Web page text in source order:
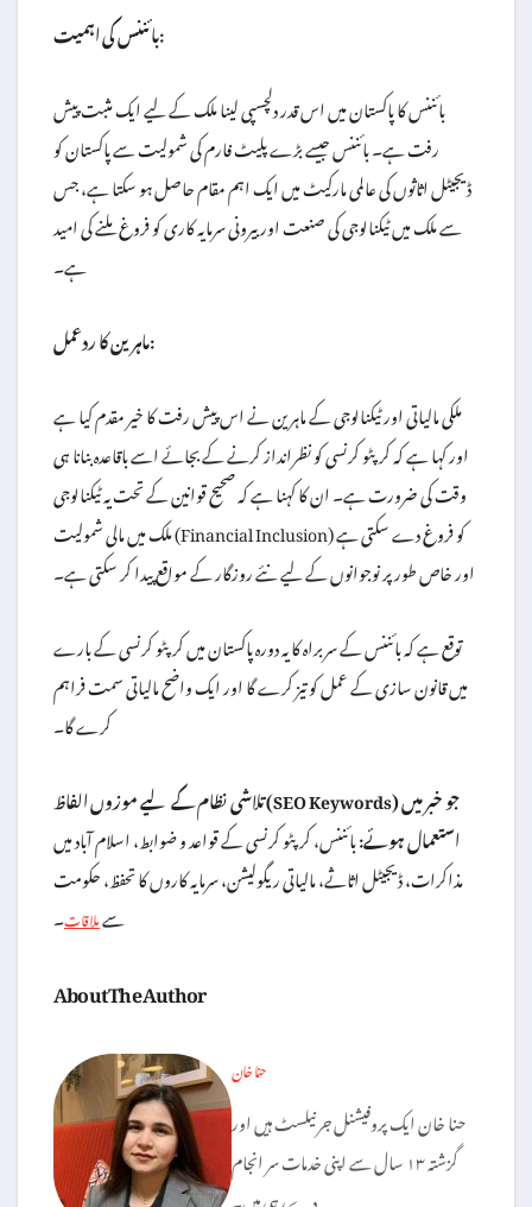
بائننس کی اہمیت:
بائننس کا پاکستان میں اس قدر دلچسپی لینا ملک کے لیے ایک مثبت پیش
رفت ہے۔ بائننس جیسے بڑے پلیٹ فارم کی شمولیت سے پاکستان کو
ڈیجیٹل اثاثوں کی عالمی مارکیٹ میں ایک اہم مقام حاصل ہو سکتا ہے، جس
سے ملک میں ٹیکنالوجی کی صنعت اور بیرونی سرمایہ کاری کو فروغ ملنے کی امید
ہے۔
ماہرین کا ردعمل:
ملکی مالیاتی اور ٹیکنالوجی کے ماہرین نے اس پیش رفت کا خیر مقدم کیا ہے
اور کہا ہے کہ کرپٹو کرنسی کو نظرانداز کرنے کے بجائے اسے باقاعدہ بنانا ہی
وقت کی ضرورت ہے۔ ان کا کہنا ہے کہ صحیح قوانین کے تحت یہ ٹیکنالوجی
ملک میں مالی شمولیت (Financial Inclusion) کو فروغ دے سکتی ہے
اور خاص طور پر نوجوانوں کے لیے نئے روزگار کے مواقع پیدا کر سکتی ہے۔
توقع ہے کہ بائننس کے سربراہ کا یہ دورہ پاکستان میں کرپٹو کرنسی کے بارے
میں قانون سازی کے عمل کو تیز کرے گا اور ایک واضح مالیاتی سمت فراہم
کرے گا۔
تلاشی نظام کے لیے موزوں الفاظ (SEO Keywords) جو خبر میں
استعمال ہوئے:بائننس، کرپٹو کرنسی کے قواعد و ضوابط، اسلام آباد میں
مذاکرات، ڈیجیٹل اثاثے، مالیاتی ریگولیشن، سرمایہ کاروں کا تحفظ، حکومت
سےملاقات۔
About The Author
حنا خان
حنا خان ایک پروفیشنل جرنیلسٹ ہیں اور
گزشتہ ۱۳ سال سے اپنی خدمات سر انجام
دے رہی ہیں۔